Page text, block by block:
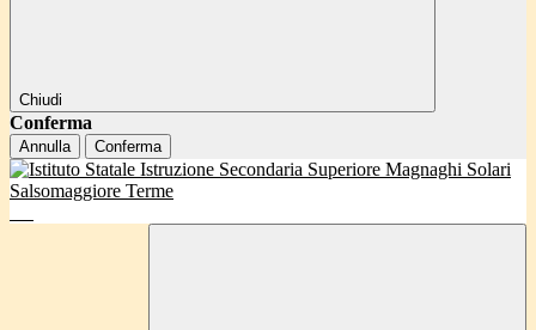
Chiudi
Conferma
Annulla Conferma